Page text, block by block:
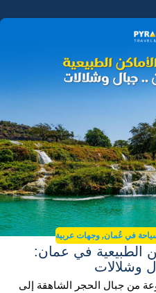
في عُمان, وجهات عربية
الطبيعية في عمان:
وشلالات
من جبال الحجر الشاهقة إلى